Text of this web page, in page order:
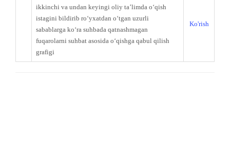
ikkinchi va undan keyingi oliy ta’limda oʻqish
istagini bildirib roʻyxatdan oʻtgan uzurli
sabablarga koʻra suhbada qatnashmagan
fuqarolarni suhbat asosida oʻqishga qabul qilish
grafigi
Ko'rish